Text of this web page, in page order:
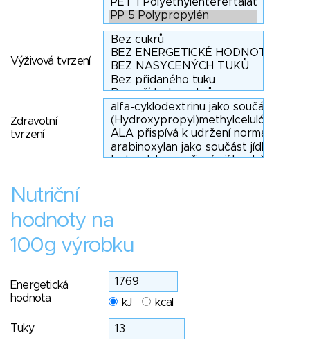
Výživová tvrzení
Zdravotní
tvrzení
Nutriční
hodnoty na
100g výrobku
Energetická
hodnota
kJ kcal
Tuky